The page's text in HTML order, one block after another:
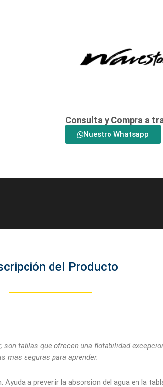
Consulta y Compra a
Nuestro Whatsapp
del Producto
tablas que ofrecen una flotabilidad
mas seguras para aprender.
a prevenir la absorsion del agua en la